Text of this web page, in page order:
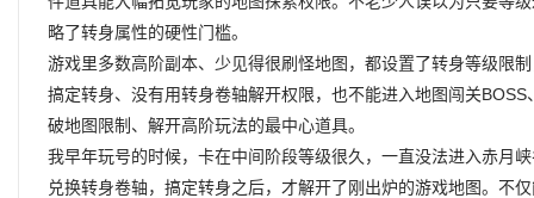
略了转身属性的硬性门槛。
游戏里多数高阶副本、少见得很刷怪地图，都设置了转身等级限
搞定转身、没有用转身卷轴解开权限，也不能进入地图闯关
破地图限制、解开高阶玩法的最中心道具。
我早年玩号的时候，卡在中间阶段等级很久，一直没法进入赤月
兑换转身卷轴，搞定转身之后，才解开了刚出炉的游戏地图。不